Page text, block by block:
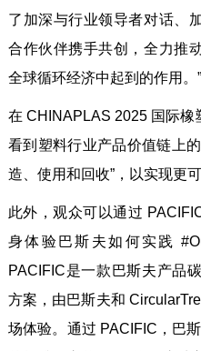
了加深与行业领导者对话、
合作伙伴携手共创，全力推
全球循环经济中起到的作用。”
在 CHINAPLAS 2025 国际橡
看到塑料行业产品价值链上
造、使用和回收”，以实现更
此外，观众可以通过
身体验巴斯夫如何实践
PACIFIC是一款巴斯夫产品
方案，由巴斯夫和
场体验。通过 PACIFIC，巴